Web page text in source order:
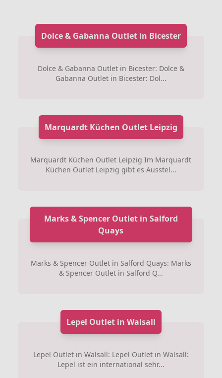
Dolce & Gabanna Outlet in Bicester
Dolce & Gabanna Outlet in Bicester: Dolce &
Gabanna Outlet in Bicester: Dol...
Marquardt Küchen Outlet Leipzig
Marquardt Küchen Outlet Leipzig Im Marquardt
Küchen Outlet Leipzig gibt es Ausstel...
Marks & Spencer Outlet in Salford
Quays
Marks & Spencer Outlet in Salford Quays: Marks
& Spencer Outlet in Salford Q...
Lepel Outlet in Walsall
Lepel Outlet in Walsall: Lepel Outlet in Walsall:
Lepel ist ein international sehr...